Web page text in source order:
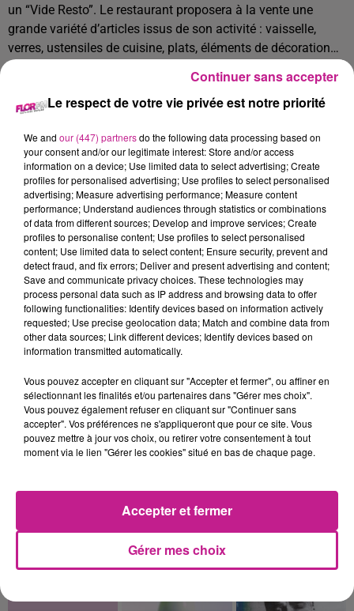
un “Vide Resto”. Le restaurant proposera à la vente une
grande variété d’articles issus de son activité : vaisselle,
verres, ustensiles de cuisine, plats, éléments de décoration…
matériel de qualité. Les bénéfices seront reversés à “La Terre
de Noé”, Espace de Vie Sociale (EVS) situé à Masevaux, qui
les initiatives locales.C’est ouvert à tous.
📅 : Mercredi 03 et jeudi 04 juin de 10 à 18h
📍 : Hostellerie Alsacienne de Masevaux
Le Carrousel Jules Verne a repris sa place à Huningue :
Ce Carrousel Jules Verne est à nouveau installé sur la Place
Abbatucci à Huningue et sera accessible pendant la saison
estivale. C'est un manège de style rétro inspiré de l'univers de
l’écrivain Jules Verne avec des montures originales (sous-
plaît autant aux enfants qu'aux adultes. Ce carrousel est
devenu un véritable élément d'animation du centre-ville. La
Ville de Huningue le présente comme une attraction destinée
à créer un lieu de rencontre convivial pour les familles.
TITRES DIFFUSÉS Voir plus
Le respect de votre vie privée est notre priorité
We and our (447) partnersdo the following data processing based on
your consent and/or our legitimate interest: Store and/or access
information on a device; Use limited data to select advertising; Create
profiles for personalised advertising; Use profiles to select personalised
advertising; Measure advertising performance; Measure content
performance; Understand audiences through statistics or combinations
of data from different sources; Develop and improve services; Create
profiles to personalise content; Use profiles to select personalised
content; Use limited data to select content; Ensure security, prevent and
detect fraud, and fix errors; Deliver and present advertising and content;
Save and communicate privacy choices. These technologies may
process personal data such as IP address and browsing data to offer
following functionalities: Identify devices based on information actively
requested; Use precise geolocation data; Match and combine data from
other data sources; Link different devices; Identify devices based on
information transmitted automatically.
Vous pouvez accepter en cliquant sur "Accepter et fermer", ou affiner en
sélectionnant les finalités et/ou partenaires dans "Gérer mes choix".
Vous pouvez également refuser en cliquant sur "Continuer sans
accepter". Vos préférences ne s'appliqueront que pour ce site. Vous
pouvez mettre à jour vos choix, ou retirer votre consentement à tout
moment via le lien "Gérer les cookies" situé en bas de chaque page.
Gérer mes choix
Accepter et fermer
Continuer sans accepter